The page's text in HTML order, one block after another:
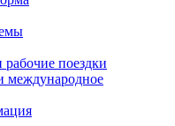
поездки
международное